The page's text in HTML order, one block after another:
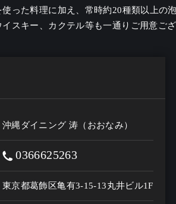
った料理に加え、常時約20種類以上の
イスキー、カクテル等も一通りご用意ご
沖縄ダイニング 涛（おおなみ）
0366625263
東京都葛飾区亀有3-15-13丸井ビル1F